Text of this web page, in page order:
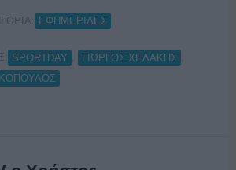
ΕΦΗΜΕΡΙΔΕΣ
SPORTDAY ΓΙΩΡΓΟΣ ΧΕΛΑΚΗΣ